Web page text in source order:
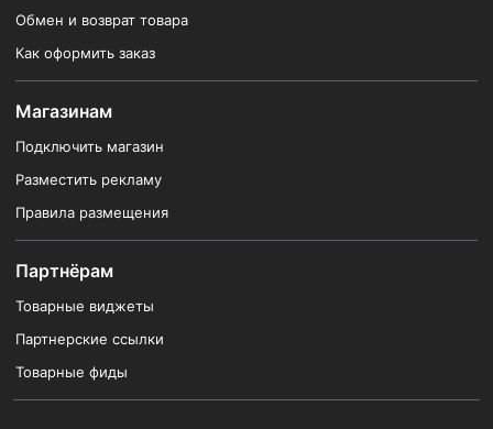
Обмен и возврат товара
Как оформить заказ
Магазинам
Подключить магазин
Разместить рекламу
Правила размещения
Партнёрам
Товарные виджеты
Партнерские ссылки
Товарные фиды